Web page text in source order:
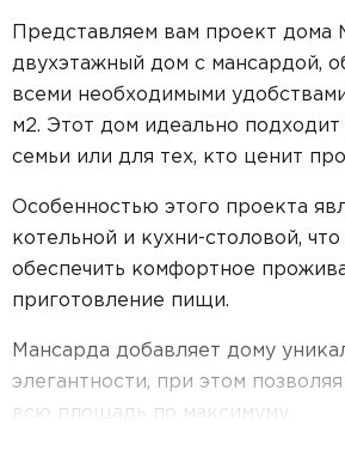
Представляем вам проект
двухэтажный дом с мансардой,
всеми необходимыми
м2. Этот дом идеально
семьи или для тех, кто ценит
Особенностью этого проекта
котельной и кухни-столовой,
обеспечить комфортное
приготовление пищи.
Мансарда добавляет дому
элегантности, при этом
всю площадь по максимуму.